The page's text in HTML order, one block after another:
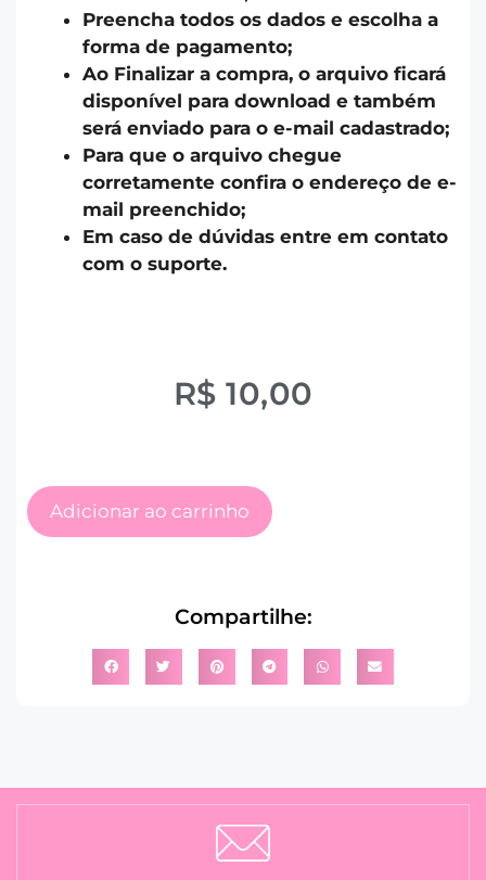
Preencha todos os dados e escolha a
forma de pagamento;
Ao Finalizar a compra, o arquivo ficará
disponível para download e também
será enviado para o e-mail cadastrado;
Para que o arquivo chegue
corretamente confira o endereço de e-
mail preenchido;
Em caso de dúvidas entre em contato
com o suporte.
R$ 10,00
Adicionar ao carrinho
Compartilhe: